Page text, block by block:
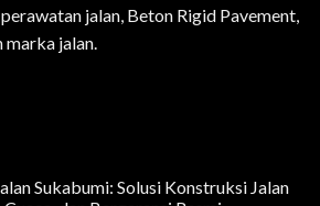
jalan, Beton Rigid Pavement,
marka jalan.
Sukabumi: Solusi Konstruksi Jalan